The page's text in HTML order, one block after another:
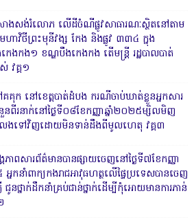
ងសង់រំលោភ លើដីចំណីផ្លូវសាធារណៈស្ថិតនៅតាម
ាវិថីព្រះមុនីវង្ស កែង និងផ្លូវ ៣៣៤ ក្នុង
េងកង១ ខណ្ឌបឹងកេងកង តើមន្ត្រី រដ្ឋបាលបាត់
វគ្គ១
គគុក នៅខេត្តបាត់ដំបង ករណីចាប់ឃាត់ខ្លួនអ្នកសារ
នពីរនាក់នៅថ្ងៃទី០៨ខែកញ្ញាឆ្នាំ២០២៥ម្សិលមិញ
ងទៅវិញដោយមិនទាន់ដឹងពីមូលហេតុ វគ្គ៣
គភាពសារព័ត៌មានបានផ្សាយចេញនៅថ្ងៃទី៧ខែកញ្ញា
នកនាំពាក្យកងរាជអាវុធហត្ថលើផ្ទៃប្រទេសបានចេញ
ជូនថ្នាក់ដឹកនាំគ្រប់ជាន់ថ្នាក់ដើម្បីកុំអោយមានការភាន់